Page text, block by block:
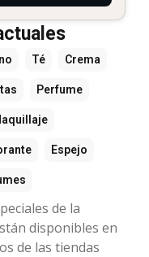
Té Crema
Perfume
Espejo
de la
disponibles en
de las tiendas